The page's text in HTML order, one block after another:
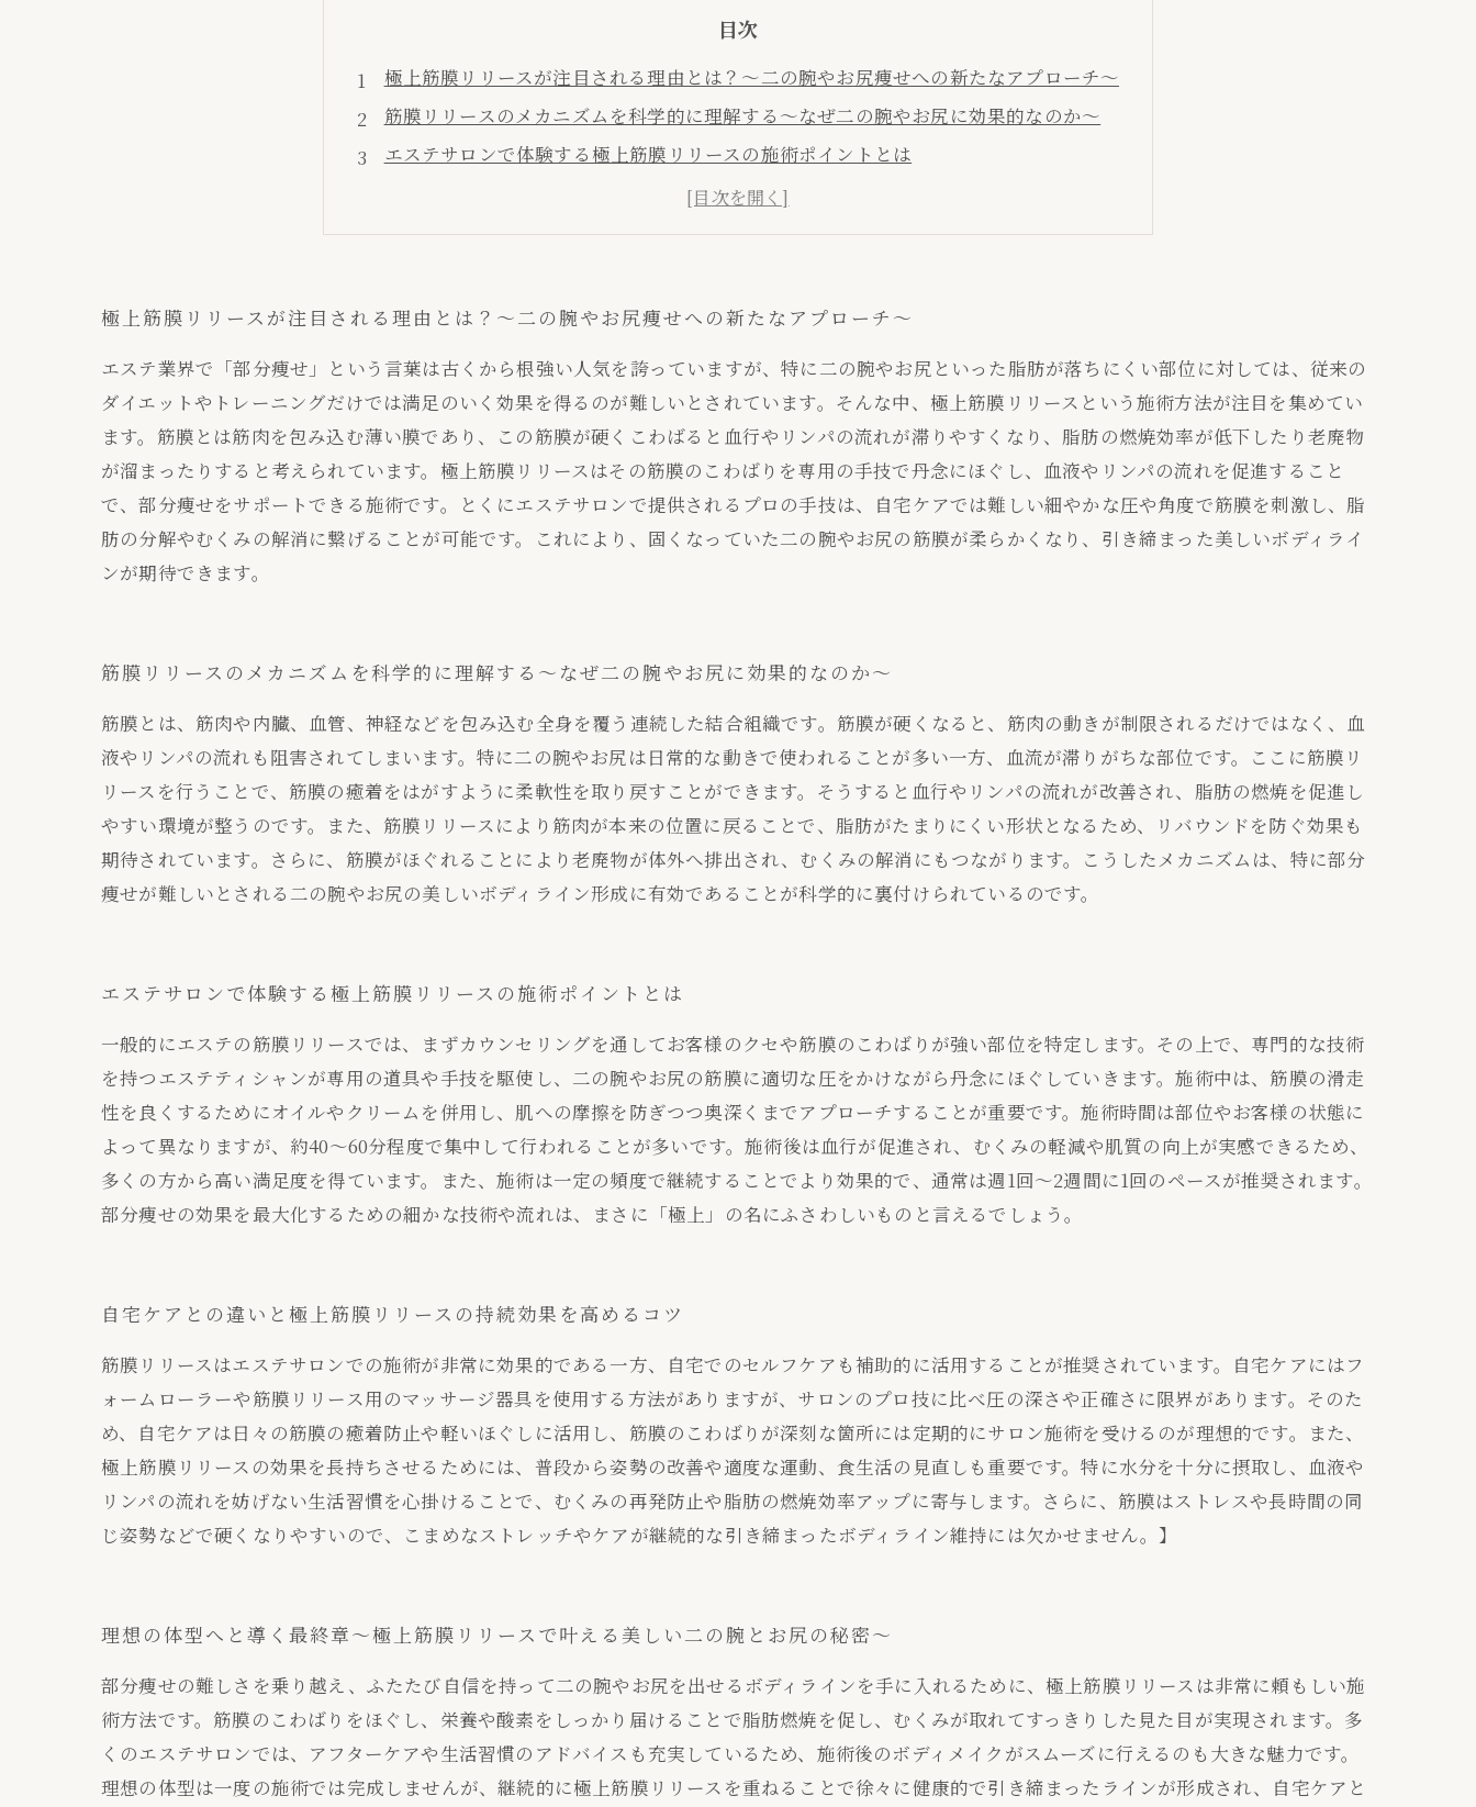
目次
極上筋膜リリースが注目される理由とは？～二の腕やお尻痩せへの新たなアプローチ～
筋膜リリースのメカニズムを科学的に理解する～なぜ二の腕やお尻に効果的なのか～
エステサロンで体験する極上筋膜リリースの施術ポイントとは
自宅ケアとの違いと極上筋膜リリースの持続効果を高めるコツ
理想の体型へと導く最終章～極上筋膜リリースで叶える美しい二の腕とお尻の秘密～
極上筋膜リリースが注目される理由とは？～二の腕やお尻痩せへの新たなアプローチ～
エステ業界で「部分痩せ」という言葉は古くから根強い人気を誇っていますが、特に二の腕やお尻といった脂肪が落ちにくい部位に対しては、従来の
ダイエットやトレーニングだけでは満足のいく効果を得るのが難しいとされています。そんな中、極上筋膜リリースという施術方法が注目を集めてい
ます。筋膜とは筋肉を包み込む薄い膜であり、この筋膜が硬くこわばると血行やリンパの流れが滞りやすくなり、脂肪の燃焼効率が低下したり老廃物
が溜まったりすると考えられています。極上筋膜リリースはその筋膜のこわばりを専用の手技で丹念にほぐし、血液やリンパの流れを促進すること
で、部分痩せをサポートできる施術です。とくにエステサロンで提供されるプロの手技は、自宅ケアでは難しい細やかな圧や角度で筋膜を刺激し、脂
肪の分解やむくみの解消に繋げることが可能です。これにより、固くなっていた二の腕やお尻の筋膜が柔らかくなり、引き締まった美しいボディライ
ンが期待できます。
筋膜リリースのメカニズムを科学的に理解する～なぜ二の腕やお尻に効果的なのか～
筋膜とは、筋肉や内臓、血管、神経などを包み込む全身を覆う連続した結合組織です。筋膜が硬くなると、筋肉の動きが制限されるだけではなく、血
液やリンパの流れも阻害されてしまいます。特に二の腕やお尻は日常的な動きで使われることが多い一方、血流が滞りがちな部位です。ここに筋膜リ
リースを行うことで、筋膜の癒着をはがすように柔軟性を取り戻すことができます。そうすると血行やリンパの流れが改善され、脂肪の燃焼を促進し
やすい環境が整うのです。また、筋膜リリースにより筋肉が本来の位置に戻ることで、脂肪がたまりにくい形状となるため、リバウンドを防ぐ効果も
期待されています。さらに、筋膜がほぐれることにより老廃物が体外へ排出され、むくみの解消にもつながります。こうしたメカニズムは、特に部分
痩せが難しいとされる二の腕やお尻の美しいボディライン形成に有効であることが科学的に裏付けられているのです。
エステサロンで体験する極上筋膜リリースの施術ポイントとは
一般的にエステの筋膜リリースでは、まずカウンセリングを通してお客様のクセや筋膜のこわばりが強い部位を特定します。その上で、専門的な技術
を持つエステティシャンが専用の道具や手技を駆使し、二の腕やお尻の筋膜に適切な圧をかけながら丹念にほぐしていきます。施術中は、筋膜の滑走
性を良くするためにオイルやクリームを併用し、肌への摩擦を防ぎつつ奥深くまでアプローチすることが重要です。施術時間は部位やお客様の状態に
よって異なりますが、約40～60分程度で集中して行われることが多いです。施術後は血行が促進され、むくみの軽減や肌質の向上が実感できるため、
多くの方から高い満足度を得ています。また、施術は一定の頻度で継続することでより効果的で、通常は週1回～2週間に1回のペースが推奨されます。
部分痩せの効果を最大化するための細かな技術や流れは、まさに「極上」の名にふさわしいものと言えるでしょう。
自宅ケアとの違いと極上筋膜リリースの持続効果を高めるコツ
筋膜リリースはエステサロンでの施術が非常に効果的である一方、自宅でのセルフケアも補助的に活用することが推奨されています。自宅ケアにはフ
ォームローラーや筋膜リリース用のマッサージ器具を使用する方法がありますが、サロンのプロ技に比べ圧の深さや正確さに限界があります。そのた
め、自宅ケアは日々の筋膜の癒着防止や軽いほぐしに活用し、筋膜のこわばりが深刻な箇所には定期的にサロン施術を受けるのが理想的です。また、
極上筋膜リリースの効果を長持ちさせるためには、普段から姿勢の改善や適度な運動、食生活の見直しも重要です。特に水分を十分に摂取し、血液や
リンパの流れを妨げない生活習慣を心掛けることで、むくみの再発防止や脂肪の燃焼効率アップに寄与します。さらに、筋膜はストレスや長時間の同
じ姿勢などで硬くなりやすいので、こまめなストレッチやケアが継続的な引き締まったボディライン維持には欠かせません。】
理想の体型へと導く最終章～極上筋膜リリースで叶える美しい二の腕とお尻の秘密～
部分痩せの難しさを乗り越え、ふたたび自信を持って二の腕やお尻を出せるボディラインを手に入れるために、極上筋膜リリースは非常に頼もしい施
術方法です。筋膜のこわばりをほぐし、栄養や酸素をしっかり届けることで脂肪燃焼を促し、むくみが取れてすっきりした見た目が実現されます。多
くのエステサロンでは、アフターケアや生活習慣のアドバイスも充実しているため、施術後のボディメイクがスムーズに行えるのも大きな魅力です。
理想の体型は一度の施術では完成しませんが、継続的に極上筋膜リリースを重ねることで徐々に健康的で引き締まったラインが形成され、自宅ケアと